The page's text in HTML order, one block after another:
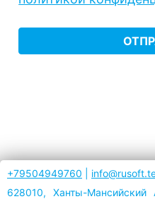
+79504949760
628010, Ханты-